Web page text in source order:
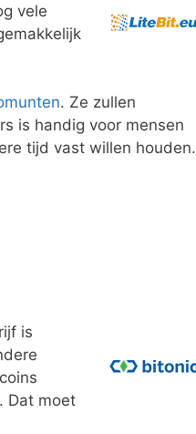
vele
. Ze zullen
is handig voor mensen
tijd vast willen houden.
is
Dat moet